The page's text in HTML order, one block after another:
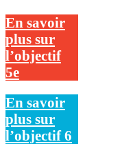
En savoir
plus sur
l’objectif
5e
En savoir
plus sur
l’objectif 6